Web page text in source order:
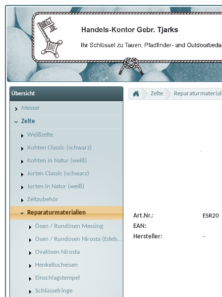
Übersicht
Messer
Zelte
Weißzelte
Kohten Classic (schwarz)
Kohten in Natur (weiß)
Jurten Classic (schwarz)
Jurten in Natur (weiß)
Zeltzubehör
Reparaturmaterialien
Ösen / Rundösen Messing
Ösen / Rundösen Nirosta (Edelstahl)
Ovalösen Nirosta
Henkellocheisen
Einschlagstempel
Schlüsselringe
Zelte
Art.Nr.:
ESR20
EAN:
Hersteller:
-